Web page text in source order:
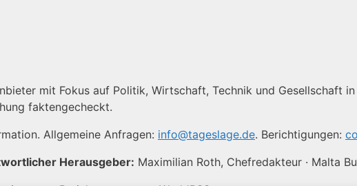
mit Fokus auf Politik, Wirtschaft, Technik und Gesellschaft
faktengecheckt.
Allgemeine Anfragen: info@tageslage.de. Berichtigungen:
Herausgeber: Maximilian Roth, Chefredakteur · Malta